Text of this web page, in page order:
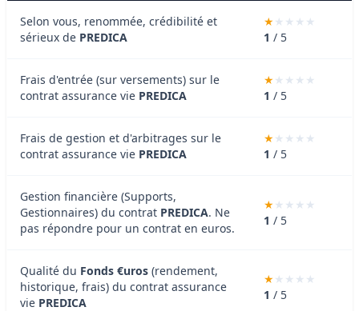
Selon vous, renommée, crédibilité et
sérieux de PREDICA 1 / 5
Frais d'entrée (sur versements) sur le
contrat assurance vie PREDICA 1 / 5
Frais de gestion et d'arbitrages sur le
contrat assurance vie PREDICA 1 / 5
Gestion financière (Supports,
Gestionnaires) du contrat PREDICA. Ne
pas répondre pour un contrat en euros.
1 / 5
Qualité du Fonds €uros (rendement,
historique, frais) du contrat assurance
vie PREDICA
1 / 5